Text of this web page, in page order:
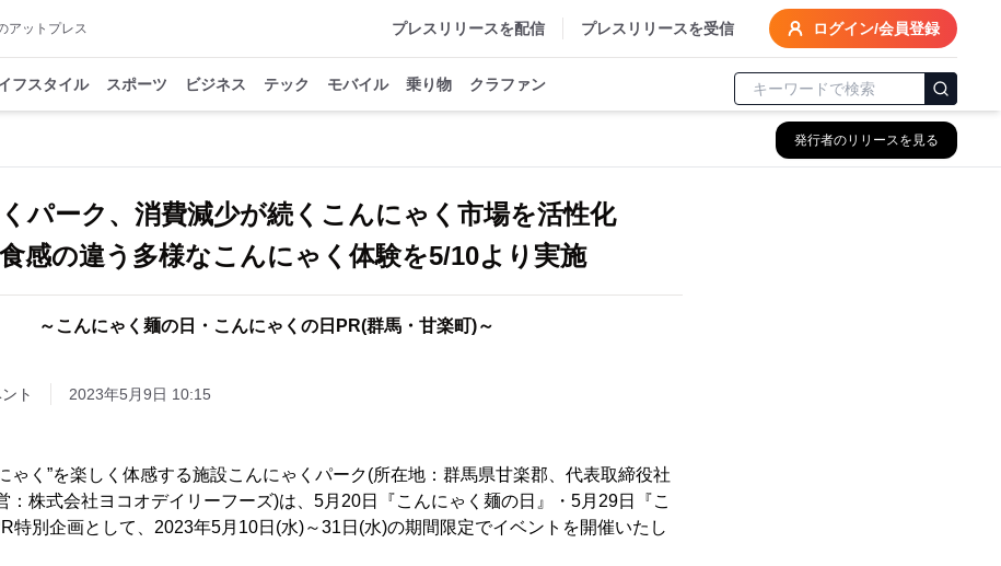
アットプレス プレスリリースを配信 プレスリリースを受信 ログイン/会員登録
フスタイル スポーツ ビジネス テック モバイル 乗り物 クラファン
発行者のリリースを見る
パーク、消費減少が続くこんにゃく市場を活性化
感の違う多様なこんにゃく体験を5/10より実施
～こんにゃく麺の日・こんにゃくの日PR(群馬・甘楽町)～
ト 2023年5月9日 10:15
ゃく”を楽しく体感する施設こんにゃくパーク(所在地：群馬県甘楽郡、代表取締役社
：株式会社ヨコオデイリーフーズ)は、5月20日『こんにゃく麺の日』・5月29日『こ
特別企画として、2023年5月10日(水)～31日(水)の期間限定でイベントを開催いたし